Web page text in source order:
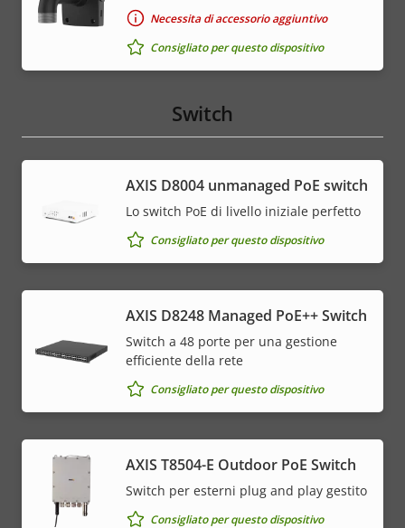
Necessita di accessorio aggiuntivo
Consigliato per questo dispositivo
Switch
AXIS ​D8004 unmanaged PoE switch
Lo switch PoE di livello iniziale perfetto
Consigliato per questo dispositivo
AXIS D8248 Managed PoE++ Switch
Switch a 48 porte per una gestione
efficiente della rete
Consigliato per questo dispositivo
AXIS T8504-E Outdoor PoE Switch
Switch per esterni plug and play gestito
Consigliato per questo dispositivo